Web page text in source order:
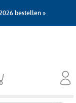
bestellen »